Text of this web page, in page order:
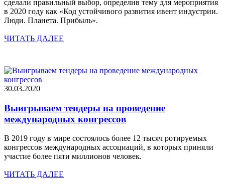
сделали правильный выбор, определив тему для мероприятия
в 2020 году как «Код устойчивого развития ивент индустрии.
Люди. Планета. Прибыль».
ЧИТАТЬ ДАЛЕЕ
30.03.2020
Выигрываем тендеры на проведение
международных конгрессов
В 2019 году в мире состоялось более 12 тысяч ротируемых
конгрессов международных ассоциаций, в которых приняли
участие более пяти миллионов человек.
ЧИТАТЬ ДАЛЕЕ